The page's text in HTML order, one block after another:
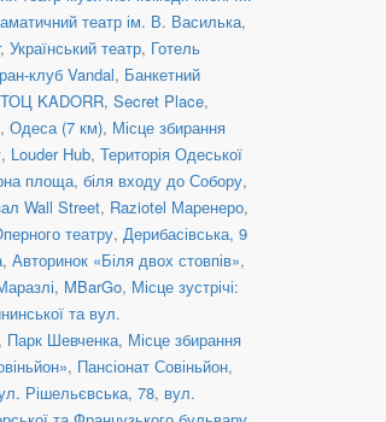
театр ім. В. Василька,
, Український театр, Готель
клуб Vandal, Банкетний
ТОЦ KADORR, Secret Place,
, Одеса (7 км), Місце збирання
, Louder Hub, Територія Одеської
площа, біля входу до Собору,
Wall Street, Raziotel Маренеро,
театру, Дерибасівська, 9
, Авторинок «Біля двох стовпів»,
, MBarGo, Місце зустрічі:
та вул.
Парк Шевченка, Місце збирання
, Пансіонат Совіньйон,
Рішельєвська, 78, вул.